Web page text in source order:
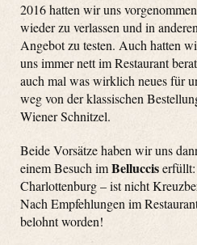
2016 hatten wir uns
wieder zu verlassen und in
Angebot zu testen. Auch hatten
uns immer nett im Restaurant
auch mal was wirklich neues für
weg von der klassischen
Wiener Schnitzel.
Beide Vorsätze haben wir uns
einem Besuch imBellucciserfüllt:
Charlottenburg – ist nicht
Nach Empfehlungen im
belohnt worden!